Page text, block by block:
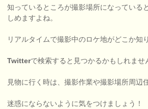
知っているところが撮影場所になっている
しめますよね。
リアルタイムで撮影中のロケ地がどこか知
Twitterで検索すると見つかるかもしれませ
見物に行く時は、撮影作業や撮影場所周辺
迷惑にならないように気をつけましょう！